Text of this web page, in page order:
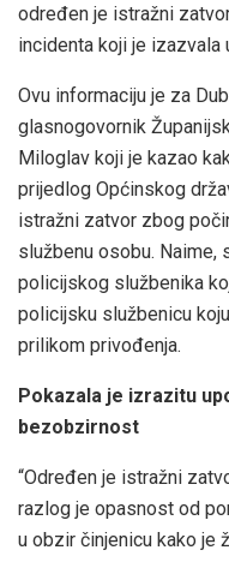
određen je istražni
incidenta koji je izazvala
Ovu informaciju je za
glasnogovornik
Miloglav koji je kazao
prijedlog Općinskog
istražni zatvor zbog
službenu osobu. Naime,
policijskog službenika
policijsku službenicu
prilikom privođenja.
Pokazala je izrazitu
bezobzirnost
“Određen je istražni
razlog je opasnost od
u obzir činjenicu kako je